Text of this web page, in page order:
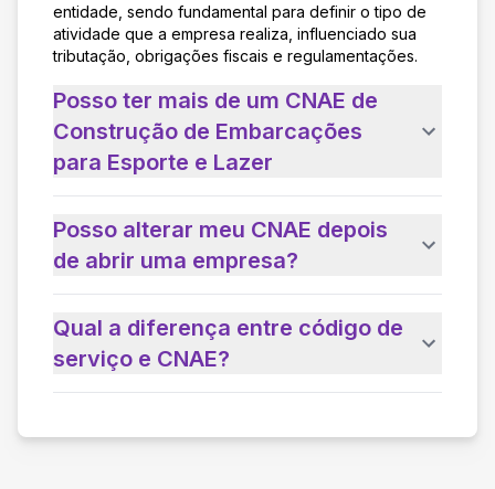
entidade, sendo fundamental para definir o tipo de
atividade que a empresa realiza, influenciado sua
tributação, obrigações fiscais e regulamentações.
Posso ter mais de um CNAE de
Construção de Embarcações
para Esporte e Lazer
Posso alterar meu CNAE depois
de abrir uma empresa?
Qual a diferença entre código de
serviço e CNAE?